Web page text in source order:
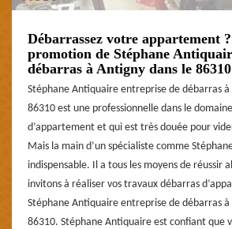
Débarrassez votre appartement
promotion de Stéphane
débarras à Antigny dans le
Stéphane Antiquaire entreprise de débarras à
86310 est une professionnelle dans le
d’appartement et qui est très douée pour
Mais la main d’un spécialiste comme
indispensable. Il a tous les moyens de réussir
invitons à réaliser vos travaux débarras
Stéphane Antiquaire entreprise de débarras à
86310. Stéphane Antiquaire est confiant que